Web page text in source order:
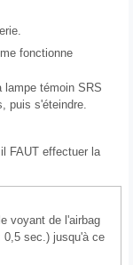
fonctionne
lampe témoin SRS
puis s'éteindre.
FAUT effectuer la
voyant de l'airbag
0,5 sec.) jusqu'à ce